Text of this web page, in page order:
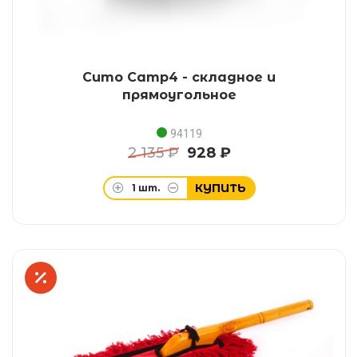
Сито Camp4 - складное и
прямоугольное
94119
2 135 ₽ 928 ₽
1 шт. КУПИТЬ